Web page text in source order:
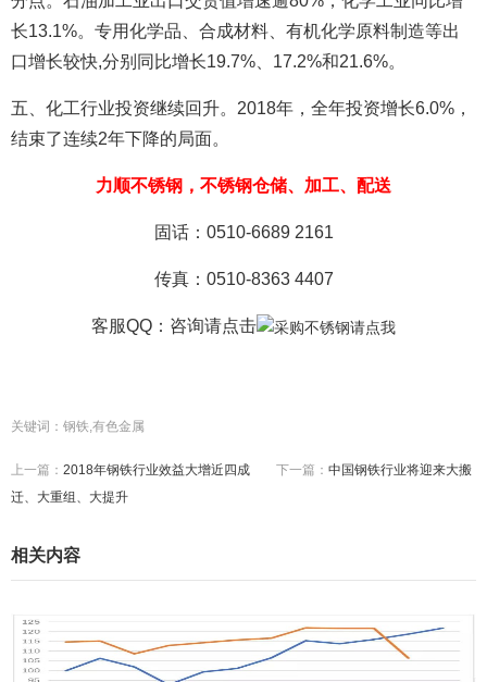
长13.1%。专用化学品、合成材料、有机化学原料制造等出
口增长较快,分别同比增长19.7%、17.2%和21.6%。
五、化工行业投资继续回升。2018年，全年投资增长6.0%，
结束了连续2年下降的局面。
力顺不锈钢，不锈钢仓储、加工、配送
固话：0510-6689 2161
传真：0510-8363 4407
客服QQ：咨询请点击
关键词：钢铁,有色金属
上一篇： 2018年钢铁行业效益大增近四成 下一篇： 中国钢铁行业将迎来大搬
迁、大重组、大提升
相关内容